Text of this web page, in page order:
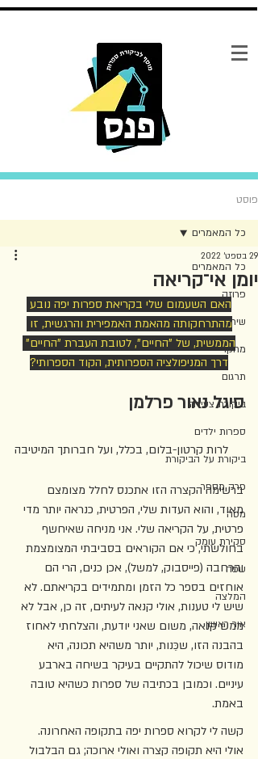
פוסט
כל המאמרים
פרוזה
שירה
מחקר
תרגום
ביקורת צעירה
ספרות ילדים
ביקורת על הביקורת
פרק מספר
מסה
סקירת עומק
שפה
המלצה
אור ראשון
כל המאמרים
יומן אי־קריאה
29 בספט׳ 2022
האם השעמום שלי בקריאת ספרות יפה נובע
מהתרחקותה מהאמת האמפירית והרגשית, זו
הממשית, של "החיים", לטובת העברת "החיים"
דרך המניפולציה הספרותית, הקוד הספרותי?
סיגל נאור פרלמן
לרות קרטון-בלום, בכלל, ועל חברותך המיטיבה
ברשימה הקצרה הזו אתכנס לחלל מצומצם
מאוד, והוא העדות שלי, הפרטית, כנראה יותר מדי
פרטית, על הקריאה שלי. אני מניחה שאיחשף
בחולשתי, כי אם הקוראים בסביבתי המצומצמת
והרחבה (פייסבוק, למשל), אכן כנים, הרי הם
אוחזים בספר כל הזמן ומתמידים בקריאתם. לא
שיש לי טענות, אולי קנאה לעיתים, זה כן, אבל לא
ממש קנאה, משום שאני יודעת, והצלחתי לאחוז
בהבנה הזו, שכֵּנות, יותר משהיא תכונה, היא
מודוס שיכול להתקיים בעיקר בשיחה בארבע
עיניים. וכמובן בכתיבה של ספרות כשהיא טובה
באמת.
קשה לי לקרוא ספרות יפה בתקופה האחרונה.
אולי היא תקופה קצרה ואולי ארוכה; גם הבלבול